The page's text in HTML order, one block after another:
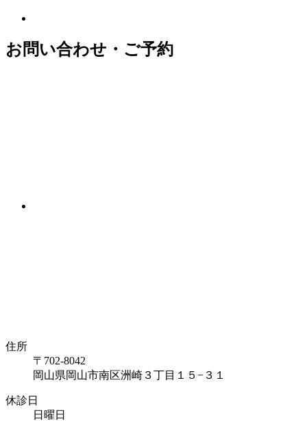
お問い合わせ・ご予約
住所
〒702-8042
岡山県岡山市南区洲崎 ３丁目１５−３１
休診日
日曜日